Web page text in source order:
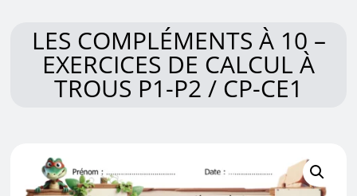
LES COMPLÉMENTS À 10 –
EXERCICES DE CALCUL À
TROUS P1-P2 / CP-CE1